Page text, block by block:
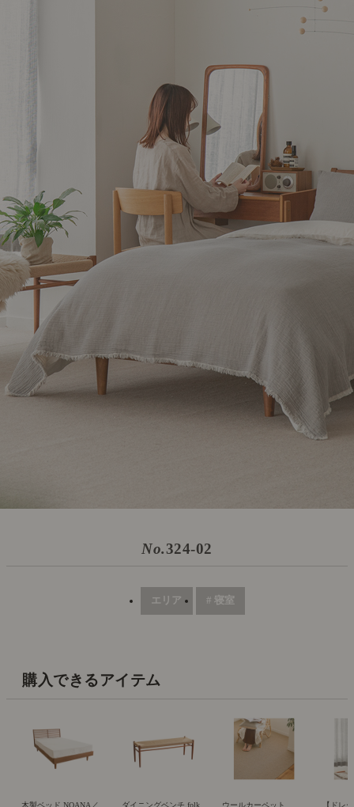
No.324-02
エリア # 寝室
購入できるアイテム
木製ベッド NOANA／
ダイニングベンチ folk
ウールカーペット
【ドレ